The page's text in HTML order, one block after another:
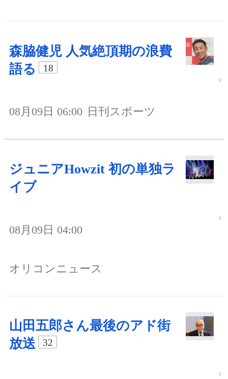
森脇健児 人気絶頂期の浪費
語る
18
08月09日 06:00 日刊スポーツ
ジュニアHowzit 初の単独ラ
イブ
08月09日 04:00
オリコンニュース
山田五郎さん最後のアド街
放送
32